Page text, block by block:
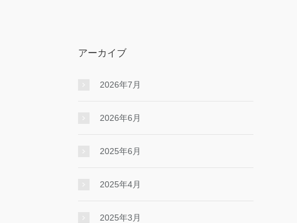
アーカイブ
2026年7月
2026年6月
2025年6月
2025年4月
2025年3月